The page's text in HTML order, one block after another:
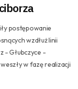
postępowanie
wzdłuż linii
- Głubczyce -
w fazę realizacji